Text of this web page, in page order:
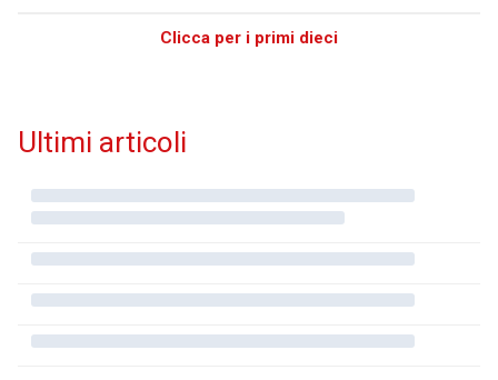
Clicca per i primi dieci
Ultimi articoli